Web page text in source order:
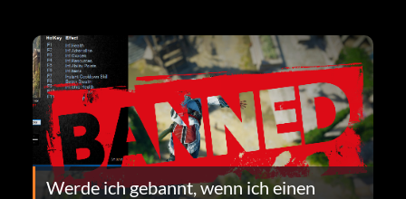
Werde ich gebannt, wenn ich einen